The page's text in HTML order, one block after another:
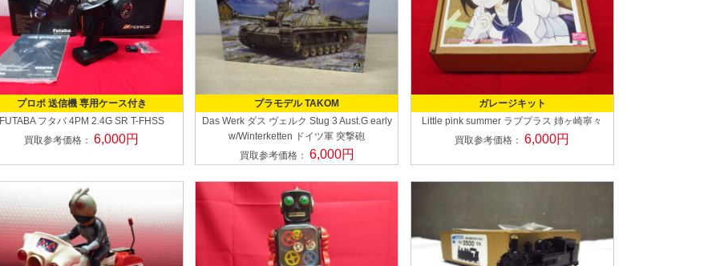
プロポ 送信機 専用ケース付き
FUTABA フタバ4PM 2.4G SR T-FHSS
買取参考価格：6,000円
プラモデル TAKOM
Das Werk ダス ヴェルク Stug 3 Aust.G early
w/Winterketten ドイツ軍 突撃砲
買取参考価格： 6,000円
ガレージキット
Little pink summer ラブプラス 姉ヶ崎寧々
買取参考価格：6,000円